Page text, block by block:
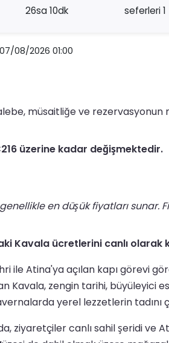
26sa 10dk seferleri 1
08/2026 01:00
müsaitliğe ve rezervasyonun
üzerine kadar değişmektedir.
en düşük fiyatları sunar.
Kavala ücretlerini canlı olarak
Atina'ya açılan kapı görevi
zengin tarihi, büyüleyici
yerel lezzetlerin tadını
ziyaretçiler canlı sahil şeridi ve